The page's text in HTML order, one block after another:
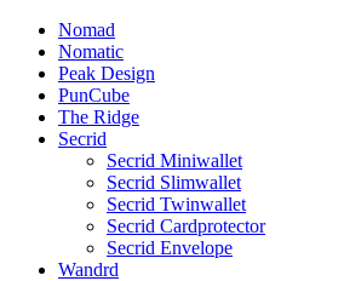
Nomad
Nomatic
Peak Design
PunCube
The Ridge
Secrid
Secrid Miniwallet
Secrid Slimwallet
Secrid Twinwallet
Secrid Cardprotector
Secrid Envelope
Wandrd